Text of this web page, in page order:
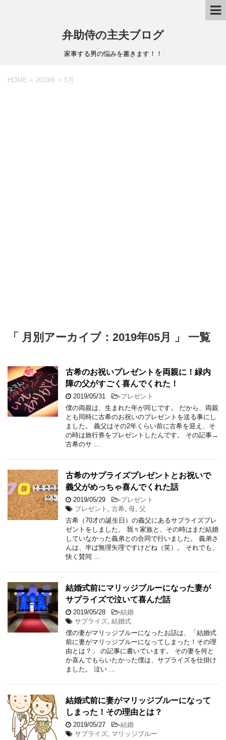
弁助侍の主夫ブログ
家事する男の悩みを書きます！！
HOME > 2019年 > 5月
「 月別アーカイブ：2019年05月 」 一覧
古希のお祝いプレゼントを両親に！緑内
障の父がすごく喜んでくれた！
2019/05/31 -プレゼント
僕の両親は、生まれた年が同じです。 だから、両親
とも同時に古希のお祝いのプレゼントを送る事にし
ました。 義父はその2年くらい前に古希を迎え、そ
の時は旅行券をプレゼントしたんです。 その記事→
古希のサ …
古希のサプライズプレゼントとお祝いで
義父がめっちゃ喜んでくれた話
2019/05/29 -プレゼント
プレゼント
古希 母 父
古希（70才の誕生日）の義父にあるサプライズプレ
ゼントをしました。 我々家族と、その時はまだ結婚
していなかった義弟との合同で行いました。 義弟さ
んは、半ば無理矢理ですけどね（笑）。 それでも、
快く賛同 …
結婚式前にマリッジブルーになった妻が
サプライズで泣いて喜んだ話
2019/05/28 -結婚
サプライズ 結婚式
僕の妻がマリッジブルーになったお話は、「結婚式
前に妻がマリッジブルーになってしまった！その理
由とは？」 の記事に書いています。 その妻を何と
か喜んでもらいたかった僕は、サプライズを仕掛け
ました。 泣い …
結婚式前に妻がマリッジブルーになって
しまった！その理由とは？
2019/05/27 -結婚
サプライズ マリッジブルー